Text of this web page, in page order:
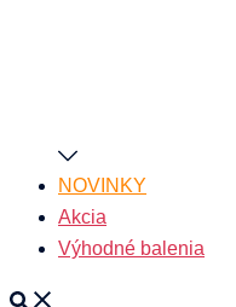
NOVINKY
Akcia
Výhodné balenia
Search